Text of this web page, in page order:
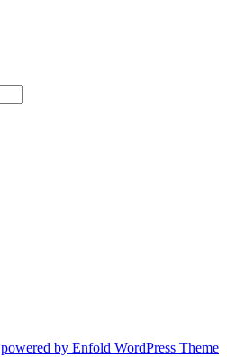
powered by Enfold WordPress Theme